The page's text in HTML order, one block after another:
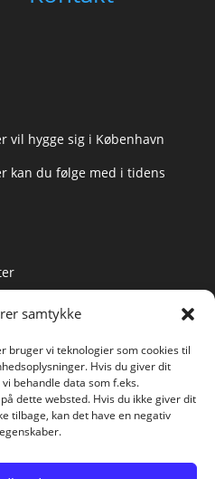
samtykke
bruger vi teknologier som cookies til
Hvis du giver dit
behandle data som f.eks.
dette websted. Hvis du ikke giver dit
tilbage, kan det have en negativ
vil hygge sig i København
kan du følge med i tidens